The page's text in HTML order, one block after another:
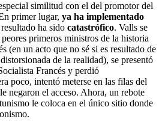
similitud con el del promotor del
primer lugar, ya ha implementado
ha sido catastrófico. Valls se
primeros ministros de la historia
(en un acto que no sé si es resultado de
de la realidad), se presentó
Francés y perdió
poco, intentó meterse en las filas del
negaron el acceso. Ahora, un rebote
le coloca en el único sitio donde